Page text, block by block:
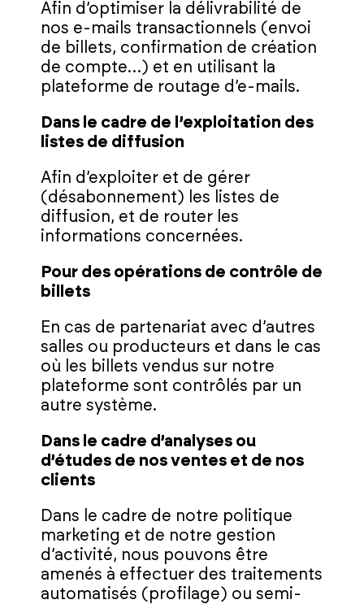
Afin d’optimiser la délivrabilité de
nos e‑mails transactionnels (envoi
de billets, confirmation de création
de compte…) et en utilisant la
plateforme de routage d’e‑mails.
Dans le cadre de l’exploitation des
listes de diffusion
Afin d’exploiter et de gérer
(désabonnement) les listes de
diffusion, et de router les
informations concernées.
Pour des opérations de contrôle de
billets
En cas de partenariat avec d’autres
salles ou producteurs et dans le cas
où les billets vendus sur notre
plateforme sont contrôlés par un
autre système.
Dans le cadre d’analyses ou
d’études de nos ventes et de nos
clients
Dans le cadre de notre politique
marketing et de notre gestion
d’activité, nous pouvons être
amenés à effectuer des traitements
automatisés (profilage) ou semi-